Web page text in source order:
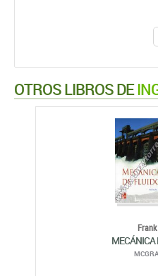
OTROS LIBROS DE
MECÁNICA